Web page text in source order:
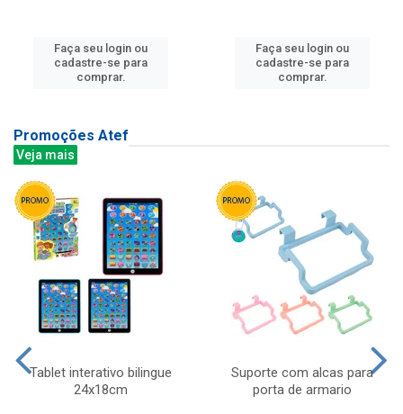
Faça seu login ou
cadastre-se para
comprar.
Faça seu login ou
cadastre-se para
comprar.
Promoções Atef
Veja mais
Tablet interativo bilingue
24x18cm
Suporte com alcas para
porta de armario